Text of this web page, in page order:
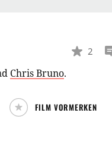
2
Chris Bruno.
FILM VORMERKEN